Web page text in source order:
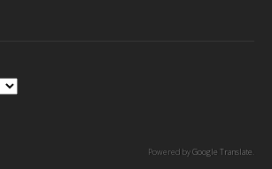
Powered byGoogle Translate